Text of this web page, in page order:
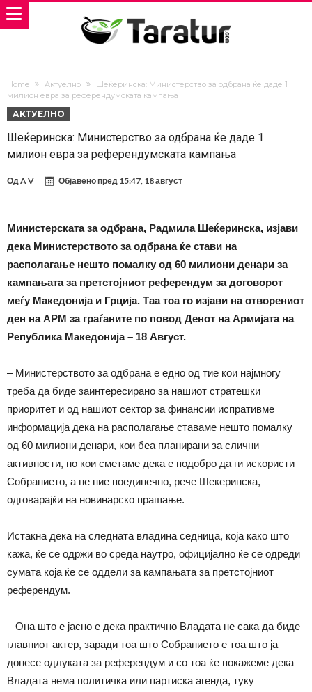
Home Актуелно
Шеќеринска: Министерство за одбрана ќе даде 1
милион евра за референдумската кампања
АКТУЕЛНО
Шеќеринска: Министерство за одбрана ќе даде 1
милион евра за референдумската кампања
ОдA V Објавено пред 15:47, 18 август
Министерската за одбрана, Радмила Шеќеринска, изјави
дека Министерството за одбрана ќе стави на
располагање нешто помалку од 60 милиони денари за
кампањата за претстојниот референдум за договорот
меѓу Македонија и Грција. Таа тоа го изјави на отворениот
ден на АРМ за граѓаните по повод Денот на Армијата на
Република Македонија – 18 Август.
– Министерството за одбрана е едно од тие кои најмногу
треба да биде заинтересирано за нашиот стратешки
приоритет и од нашиот сектор за финансии испративме
информација дека на располагање ставаме нешто помалку
од 60 милиони денари, кои беа планирани за слични
активности, но кои сметаме дека е подобро да ги искористи
Собранието, а не ние поединечно, рече Шекеринска,
одговарајќи на новинарско прашање.
Истакна дека на следната владина седница, која како што
кажа, ќе се одржи во среда наутро, официјално ќе се одреди
сумата која ќе се оддели за кампањата за претстојниот
референдум.
– Она што е јасно е дека практично Владата не сака да биде
главниот актер, заради тоа што Собранието е тоа што ја
донесе одлуката за референдум и со тоа ќе покажеме дека
Владата нема политичка или партиска агенда, туку